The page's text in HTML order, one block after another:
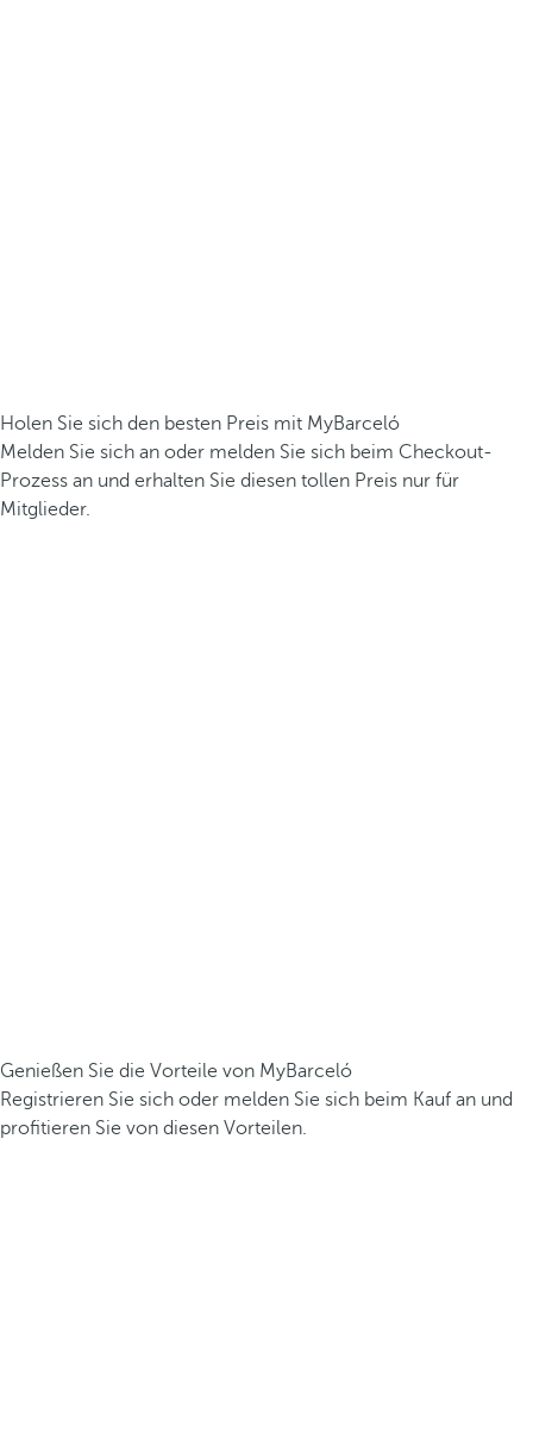
Holen Sie sich den besten Preis mit MyBarceló
Melden Sie sich an oder melden Sie sich beim Checkout-
Prozess an und erhalten Sie diesen tollen Preis nur für
Mitglieder.
Genießen Sie die Vorteile von MyBarceló
Registrieren Sie sich oder melden Sie sich beim Kauf an und
profitieren Sie von diesen Vorteilen.